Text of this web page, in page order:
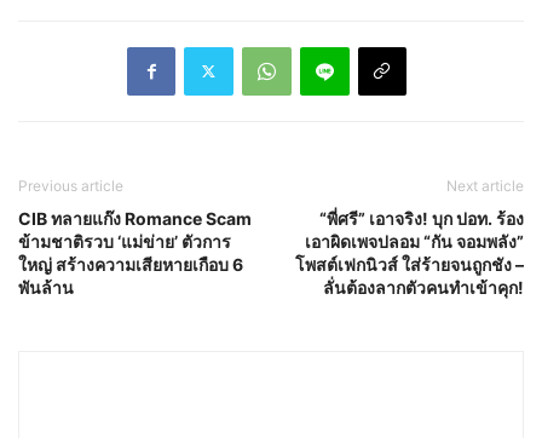
Previous article
CIB ทลายแก๊ง Romance Scam
ข้ามชาติรวบ ‘แม่ข่าย’ ตัวการ
ใหญ่ สร้างความเสียหายเกือบ 6
พันล้าน
Next article
“พี่ศรี” เอาจริง! บุก ปอท. ร้อง
เอาผิดเพจปลอม “กัน จอมพลัง”
โพสต์เฟกนิวส์ ใส่ร้ายจนถูกชัง –
ลั่นต้องลากตัวคนทำเข้าคุก!